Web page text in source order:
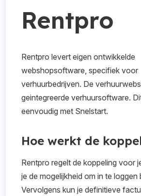
Rentpro
Rentpro levert eigen ontwikkelde
webshopsoftware, specifiek voor
verhuurbedrijven. De
geintegreerde verhuursoftware.
eenvoudig met Snelstart.
Hoe werkt de
Rentpro regelt de koppeling voor
je de mogelijkheid om in te loggen
Vervolgens kun je definitieve